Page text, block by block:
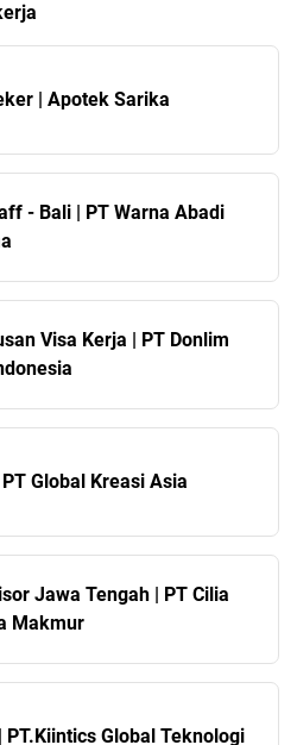
| Apotek Sarika
- Bali | PT Warna Abadi
Visa Kerja | PT Donlim
Global Kreasi Asia
Jawa Tengah | PT Cilia
Makmur
PT.Kiintics Global Teknologi